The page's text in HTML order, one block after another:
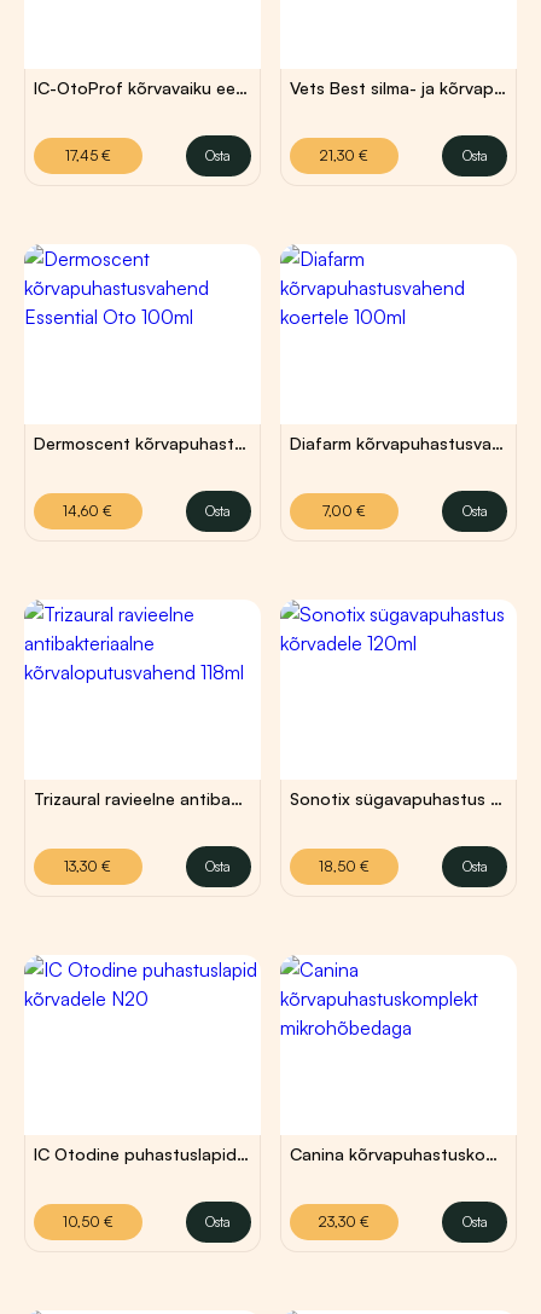
17,45 €
IC-OtoProf kõrvavaiku eemaldav vedelik 100ml
Osta
17,45 €
21,30 €
Vets Best silma- ja kõrvapuhastuslapid koertele ja kassidele 160tk
Osta
21,30€
14,60€
Dermoscent kõrvapuhastusvahend Essential Oto 100ml
Osta
14,60€
7,00€
Diafarm kõrvapuhastusvahend koertele 100ml
Osta
7,00€
13,30€
Trizaural ravieelne antibakteriaalne kõrvaloputusvahend 118ml
Osta
13,30€
18,50€
Sonotix sügavapuhastus kõrvadele 120ml
Osta
18,50€
10,50€
IC Otodine puhastuslapid kõrvadele N20
Osta
10,50 €
23,30€
Canina kõrvapuhastuskomplekt mikrohõbedaga
Osta
23,30€